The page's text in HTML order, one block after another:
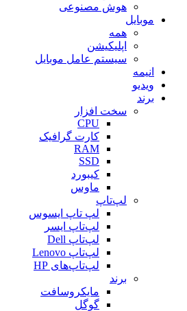
هوش مصنوعی
موبایل
همه
اپلیکیشن
سیستم عامل موبایل
انیمه
ویدیو
برند
سخت افزار
CPU
کارت گرافیک
RAM
SSD
کیبورد
ماوس
لپ‌تاپ
لپ تاپ ایسوس
لپ‌تاپ ایسر
لپ‌تاپ Dell
لپ‌تاپ Lenovo
لپ‌تاپ‌های HP
برند
مایکروسافت
گوگل